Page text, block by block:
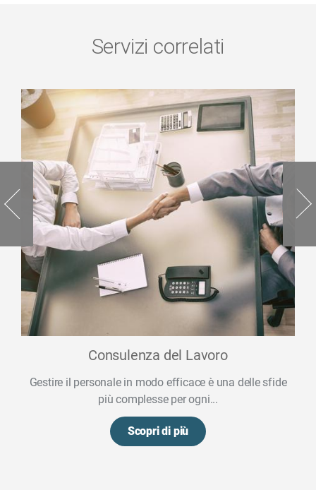
Servizi correlati
Consulenza del Lavoro
Gestire il personale in modo efficace è una delle sfide
più complesse per ogni...
Scopri di più